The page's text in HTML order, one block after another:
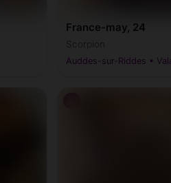
France-may, 24
Auddes-sur-Riddes •